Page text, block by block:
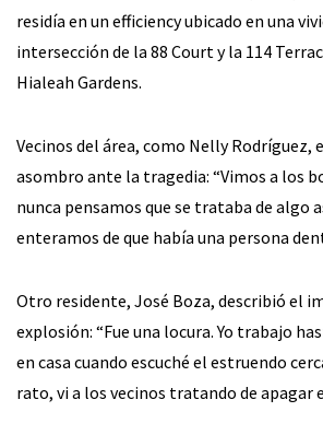
residía en un efficiency ubicado en una
intersección de la 88 Court y la 114
Hialeah Gardens.
Vecinos del área, como Nelly Rodríguez,
asombro ante la tragedia: “Vimos a los
nunca pensamos que se trataba de algo
enteramos de que había una persona
Otro residente, José Boza, describió el
explosión: “Fue una locura. Yo trabajo
en casa cuando escuché el estruendo
rato, vi a los vecinos tratando de apagar